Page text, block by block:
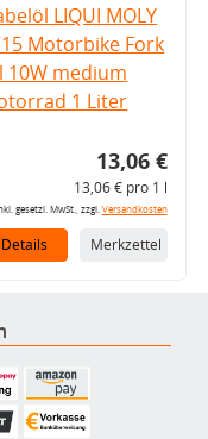
LIQUI MOLY
Motorbike Fork
10W medium
1 Liter
13,06 €
13,06 € pro 1 l
gesetzl. MwSt., zzgl. Versandkosten
Details Merkzettel